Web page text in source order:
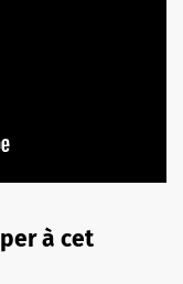
à cet